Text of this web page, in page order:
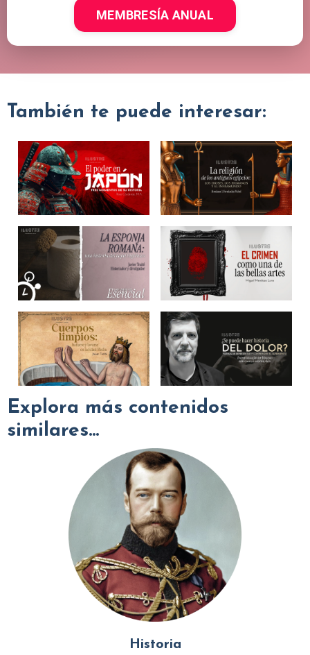
MEMBRESÍA ANUAL
También te puede interesar:
Explora más contenidos
similares...
Historia